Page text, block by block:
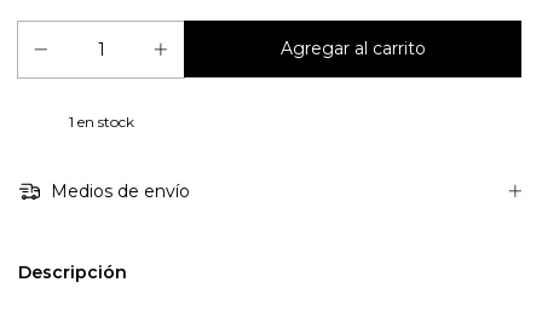
1 en stock
Medios de envío
Descripción